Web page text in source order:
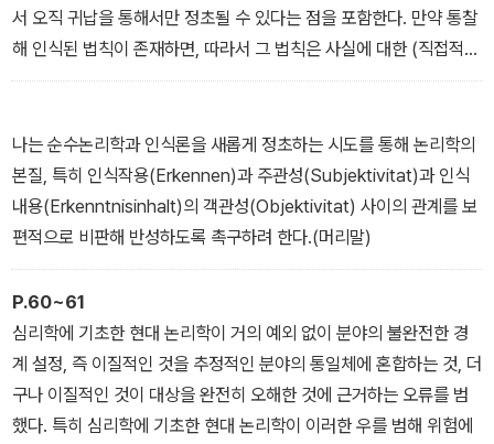
서 오직 귀납을 통해서만 정초될 수 있다는 점을 포함한다. 만약 통찰
해 인식된 법칙이 존재하면, 따라서 그 법칙은 사실에 대한 (직접적)
법칙일 수 없다.
나는 순수논리학과 인식론을 새롭게 정초하는 시도를 통해 논리학의
본질, 특히 인식작용(Erkennen)과 주관성(Subjektivitat)과 인식
내용(Erkenntnisinhalt)의 객관성(Objektivitat) 사이의 관계를 보
편적으로 비판해 반성하도록 촉구하려 한다.(머리말)
P.60~61
심리학에 기초한 현대 논리학이 거의 예외 없이 분야의 불완전한 경
계 설정, 즉 이질적인 것을 추정적인 분야의 통일체에 혼합하는 것, 더
구나 이질적인 것이 대상을 완전히 오해한 것에 근거하는 오류를 범
했다. 특히 심리학에 기초한 현대 논리학이 이러한 우를 범해 위험에